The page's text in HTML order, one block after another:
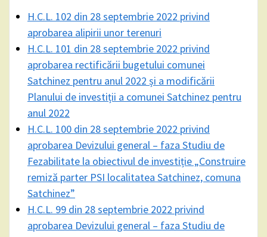
H.C.L. 102 din 28 septembrie 2022 privind
aprobarea alipirii unor terenuri
H.C.L. 101 din 28 septembrie 2022 privind
aprobarea rectificării bugetului comunei
Satchinez pentru anul 2022 și a modificării
Planului de investiții a comunei Satchinez pentru
anul 2022
H.C.L. 100 din 28 septembrie 2022 privind
aprobarea Devizului general – faza Studiu de
Fezabilitate la obiectivul de investiție „Construire
remiză parter PSI localitatea Satchinez, comuna
Satchinez”
H.C.L. 99 din 28 septembrie 2022 privind
aprobarea Devizului general – faza Studiu de